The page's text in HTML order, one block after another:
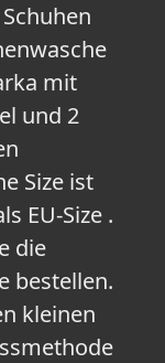
mit
und 2
Size ist
EU-Size .
die
bestellen.
kleinen